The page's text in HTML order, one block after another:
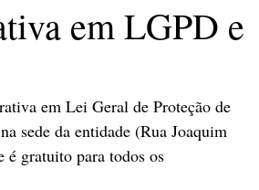
em LGPD e
em Lei Geral de Proteção de
sede da entidade (Rua Joaquim
é gratuito para todos os